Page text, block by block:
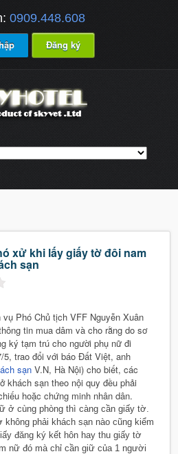
0909.448.608
Đăng ký
xử khi lấy giấy tờ đôi nam
sạn
vụ Phó Chủ tịch VFF Nguyễn Xuân
tin mua dâm và cho rằng do sơ
ký tạm trú cho người phụ nữ đi
5, trao đổi với báo Đất Việt, anh
sạn V.N, Hà Nội) cho biết, các
khách sạn theo nội quy đều phải
hoặc chứng minh nhân dân.
ở cùng phòng thì càng cần giấy tờ.
không phải khách sạn nào cũng kiểm
đăng ký kết hôn hay thu giấy tờ
nữ đó mà chỉ cần giữ của 1 người